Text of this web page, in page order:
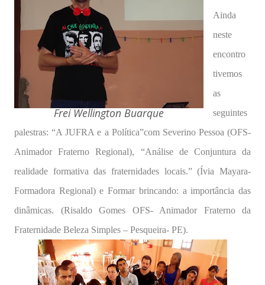
Frei Wellington Buarque
Ainda
neste
encontro
tivemos
as
seguintes
palestras: “A JUFRA e a Política”com Severino Pessoa (OFS-
Animador Fraterno Regional), “Análise de Conjuntura da
realidade formativa das fraternidades locais.” (Ívia Mayara-
Formadora Regional) e Formar brincando: a importância das
dinâmicas. (Risaldo Gomes OFS- Animador Fraterno da
Fraternidade Beleza Simples – Pesqueira- PE).